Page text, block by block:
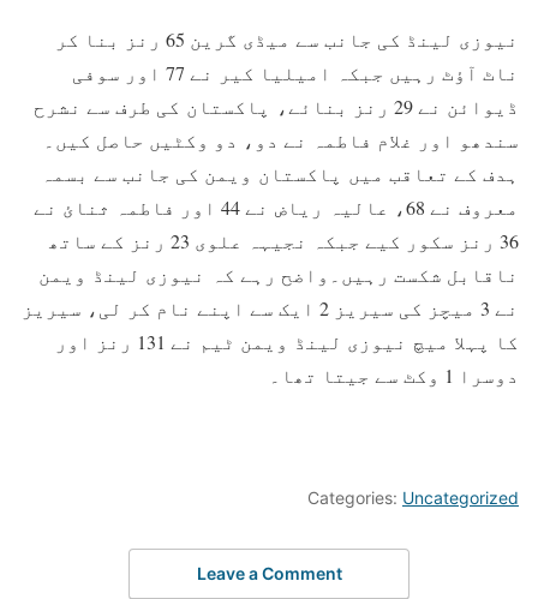
نیوزی لینڈ کی جانب سے میڈی گرین 65 رنز بنا کر
ناٹ آؤٹ رہیں جبکہ امیلیا کیر نے 77 اور سوفی
ڈیوائن نے 29 رنز بنائے، پاکستان کی طرف سے نشرح
سندھو اور غلام فاطمہ نے دو، دو وکٹیں حاصل کیں۔
ہدف کے تعاقب میں پاکستان ویمن کی جانب سے بسمہ
معروف نے 68، عالیہ ریاض نے 44 اور فاطمہ ثنائ نے
36 رنز سکور کیے جبکہ نجیہہ علوی 23 رنز کے ساتھ
ناقابل شکست رہیں۔واضح رہے کہ نیوزی لینڈ ویمن
نے 3 میچز کی سیریز 2 ایک سے اپنے نام کر لی، سیریز
کا پہلا میچ نیوزی لینڈ ویمن ٹیم نے 131 رنز اور
دوسرا 1 وکٹ سے جیتا تھا۔
Categories: Uncategorized
Leave a Comment